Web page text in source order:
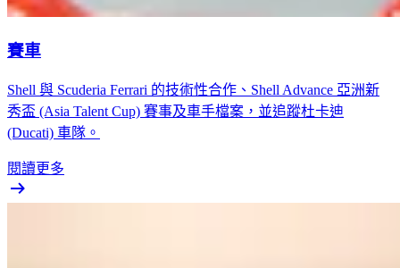
賽車
Shell 與 Scuderia Ferrari 的技術性合作、Shell Advance 亞洲新
秀盃 (Asia Talent Cup) 賽事及車手檔案，並追蹤杜卡迪
(Ducati) 車隊。
閱讀更多